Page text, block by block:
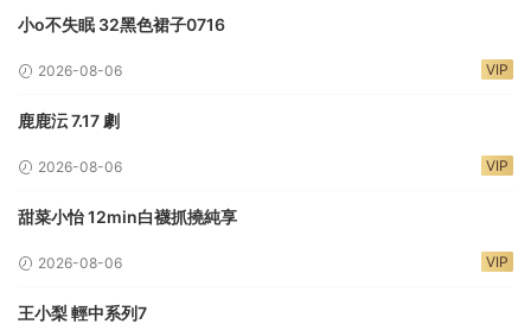
小o不失眠 32黑色裙子0716
2026-08-06 VIP
鹿鹿沄 7.17 劇
2026-08-06 VIP
甜菜小怡 12min白襪抓撓純享
2026-08-06 VIP
王小梨 輕中系列7